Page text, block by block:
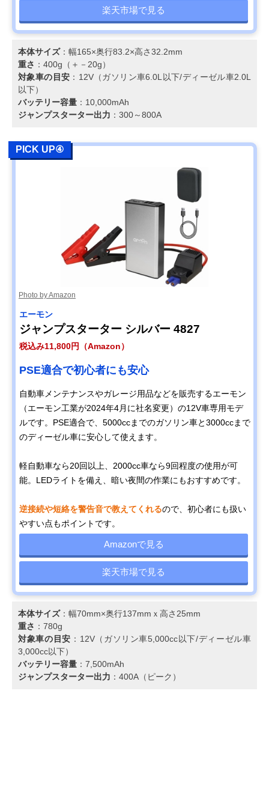
楽天市場で見る
本体サイズ：幅165×奥行83.2×高さ32.2mm
重さ ：400g（＋－20g）
対象車の目安 ：12V（ガソリン車6.0L以下/ディーゼル車2.0L
以下）
バッテリー容量 ：10,000mAh
ジャンプスターター出力 ：300～800A
PICK UP④
Photo by Amazon
エーモン
ジャンプスターター シルバー 4827
税込み11,800円（Amazon）
PSE適合で初心者にも安心
自動車メンテナンスやガレージ用品などを販売するエーモン
（エーモン工業が2024年4月に社名変更）の12V車専用モデ
ルです。PSE適合で、5000ccまでのガソリン車と3000ccまで
のディーゼル車に安心して使えます。
軽自動車なら20回以上、2000cc車なら9回程度の使用が可
能。LEDライトを備え、暗い夜間の作業にもおすすめです。
逆接続や短絡を警告音で教えてくれるので、初心者にも扱い
やすい点もポイントです。
Amazonで見る
楽天市場で見る
本体サイズ：幅70mm×奥行137mmｘ高さ25mm
重さ ：‎780g
対象車の目安 ：12V（ガソリン車5,000cc以下/ディーゼル車
3,000cc以下）
バッテリー容量 ：7,500mAh
ジャンプスターター出力 ：400A（ピーク）